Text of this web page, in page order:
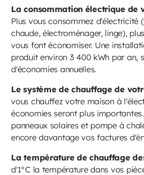
La consommation électrique de
Plus vous consommez d'électricité
chaude, électroménager, linge),
vous font économiser. Une
produit environ 3 400 kWh par an,
d'économies annuelles.
Le système de chauffage de
vous chauffez votre maison à
économies seront plus
panneaux solaires et pompe à
encore davantage vos factures
La température de chauffage
d'1°C la température dans vos